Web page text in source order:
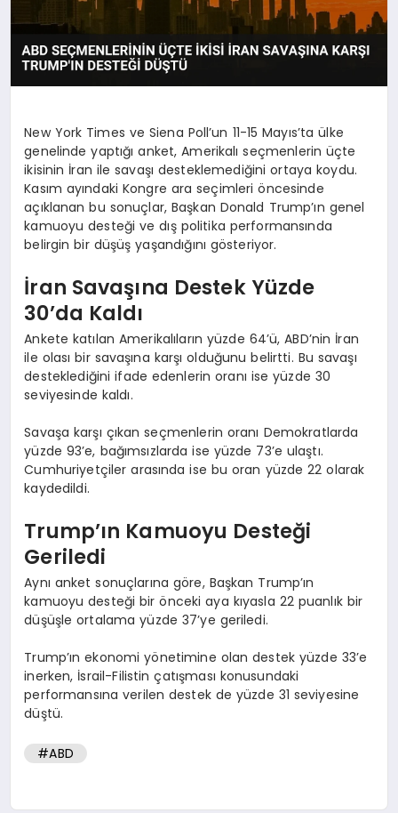
New York Times ve Siena Poll’un 11-15 Mayıs’ta ülke
genelinde yaptığı anket, Amerikalı seçmenlerin üçte
ikisinin İran ile savaşı desteklemediğini ortaya koydu.
Kasım ayındaki Kongre ara seçimleri öncesinde
açıklanan bu sonuçlar, Başkan Donald Trump’ın genel
kamuoyu desteği ve dış politika performansında
belirgin bir düşüş yaşandığını gösteriyor.
İran Savaşına Destek Yüzde
30’da Kaldı
Ankete katılan Amerikalıların yüzde 64’ü, ABD’nin İran
ile olası bir savaşına karşı olduğunu belirtti. Bu savaşı
desteklediğini ifade edenlerin oranı ise yüzde 30
seviyesinde kaldı.
Savaşa karşı çıkan seçmenlerin oranı Demokratlarda
yüzde 93’e, bağımsızlarda ise yüzde 73’e ulaştı.
Cumhuriyetçiler arasında ise bu oran yüzde 22 olarak
kaydedildi.
Trump’ın Kamuoyu Desteği
Geriledi
Aynı anket sonuçlarına göre, Başkan Trump’ın
kamuoyu desteği bir önceki aya kıyasla 22 puanlık bir
düşüşle ortalama yüzde 37’ye geriledi.
Trump’ın ekonomi yönetimine olan destek yüzde 33’e
inerken, İsrail-Filistin çatışması konusundaki
performansına verilen destek de yüzde 31 seviyesine
düştü.
#ABD